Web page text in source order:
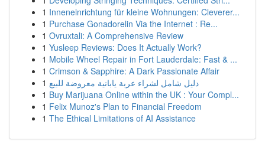
1 Inneneinrichtung für kleine Wohnungen: Cleverer...
1 Purchase Gonadorelin Via the Internet : Re...
1 Ovruxtali: A Comprehensive Review
1 Yusleep Reviews: Does It Actually Work?
1 Mobile Wheel Repair in Fort Lauderdale: Fast & ...
1 Crimson & Sapphire: A Dark Passionate Affair
1 دليل شامل لشراء عربة يابانية معروضة للبيع
1 Buy Marijuana Online within the UK : Your Compl...
1 Felix Munoz's Plan to Financial Freedom
1 The Ethical Limitations of AI Assistance